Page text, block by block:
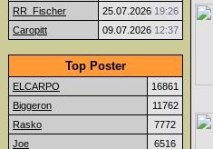
RR_Fischer
25.07.2026 19:26
Caropitt
09.07.2026 12:37
Top Poster
ELCARPO
16861
Biggeron
11762
Rasko
7772
Joe
6516